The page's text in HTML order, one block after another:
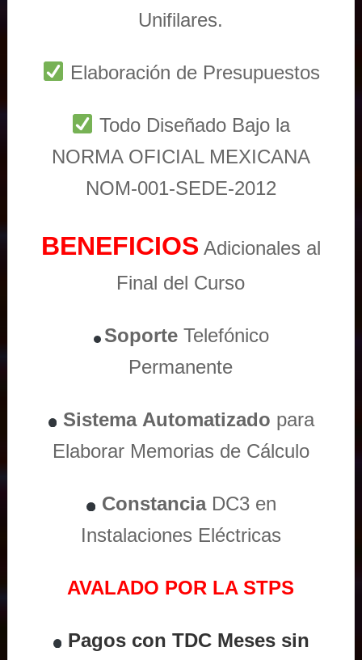
Unifilares.
Elaboración de Presupuestos
Todo Diseñado Bajo la
NORMA OFICIAL MEXICANA
NOM-001-SEDE-2012
BENEFICIOS Adicionales al
Final del Curso
Soporte Telefónico
Permanente
Sistema Automatizado para
Elaborar Memorias de Cálculo
ConstanciaDC3 en
Instalaciones Eléctricas
AVALADO POR LA STPS
Pagos con TDC Meses sin